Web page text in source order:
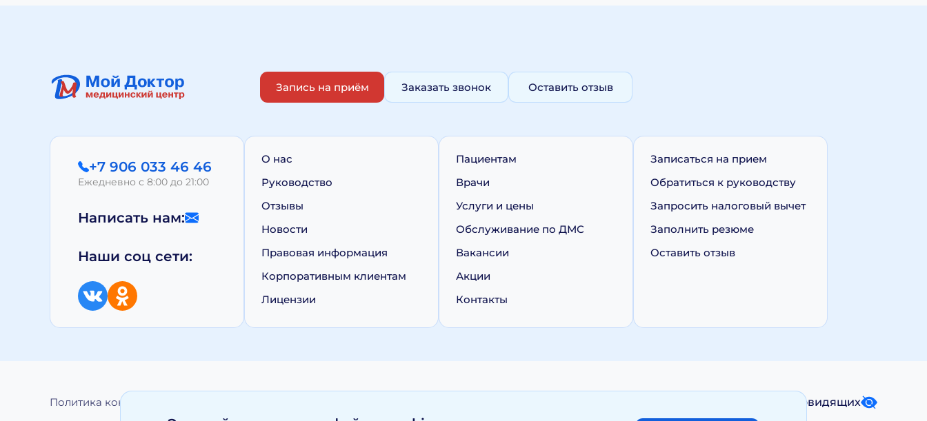
Запись на приём Заказать звонок Оставить отзыв
+7 906 033 46 46
Ежедневно с 8:00 до 21:00
Написать нам:
Наши соц сети:
О нас
Руководство
Отзывы
Новости
Правовая информация
Корпоративным клиентам
Лицензии
Пациентам
Врачи
Услуги и цены
Обслуживание по ДМС
Вакансии
Акции
Контакты
Записаться на прием
Обратиться к руководству
Запросить налоговый вычет
Заполнить резюме
Оставить отзыв
Версия для слабовидящих
Политика конфиденциальности